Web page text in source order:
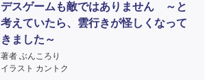
デスゲームも敵ではありません ～と
考えていたら、雲行きが怪しくなって
きました～
著者 ぶんころり
イラスト カントク